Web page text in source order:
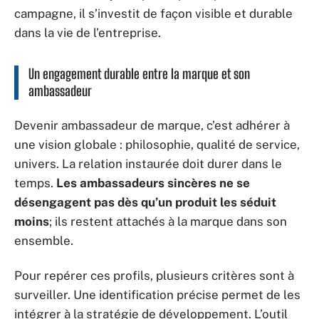
campagne, il s’investit de façon visible et durable
dans la vie de l’entreprise.
Un engagement durable entre la marque et son
ambassadeur
Devenir ambassadeur de marque, c’est adhérer à
une vision globale : philosophie, qualité de service,
univers. La relation instaurée doit durer dans le
temps. Les ambassadeurs sincères ne se
désengagent pas dès qu’un produit les séduit
moins; ils restent attachés à la marque dans son
ensemble.
Pour repérer ces profils, plusieurs critères sont à
surveiller. Une identification précise permet de les
intégrer à la stratégie de développement. L’outil